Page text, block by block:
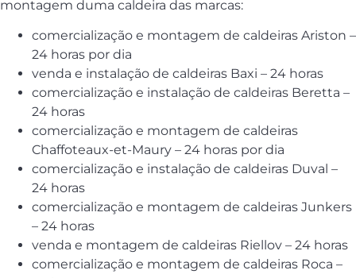
montagem duma caldeira das marcas:
comercialização e montagem de caldeiras Ariston –
24 horas por dia
venda e instalação de caldeiras Baxi – 24 horas
comercialização e instalação de caldeiras Beretta –
24 horas
comercialização e montagem de caldeiras
Chaffoteaux-et-Maury – 24 horas por dia
comercialização e instalação de caldeiras Duval –
24 horas
comercialização e montagem de caldeiras Junkers
– 24 horas
venda e montagem de caldeiras Riellov – 24 horas
comercialização e montagem de caldeiras Roca –